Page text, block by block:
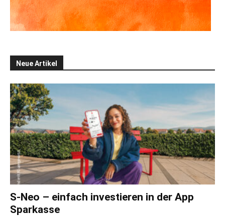
Neue Artikel
S-Neo – einfach investieren in der App
Sparkasse